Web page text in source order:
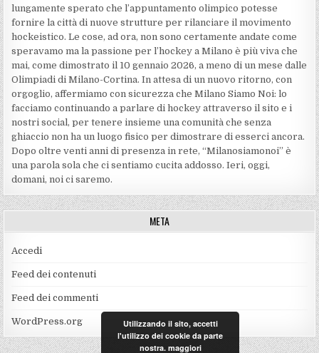
lungamente sperato che l’appuntamento olimpico potesse
fornire la città di nuove strutture per rilanciare il movimento
hockeistico. Le cose, ad ora, non sono certamente andate come
speravamo ma la passione per l’hockey a Milano è più viva che
mai, come dimostrato il 10 gennaio 2026, a meno di un mese dalle
Olimpiadi di Milano-Cortina. In attesa di un nuovo ritorno, con
orgoglio, affermiamo con sicurezza che Milano Siamo Noi: lo
facciamo continuando a parlare di hockey attraverso il sito e i
nostri social, per tenere insieme una comunità che senza
ghiaccio non ha un luogo fisico per dimostrare di esserci ancora.
Dopo oltre venti anni di presenza in rete, “Milanosiamonoi” è
una parola sola che ci sentiamo cucita addosso. Ieri, oggi,
domani, noi ci saremo.
META
Accedi
Feed dei contenuti
Feed dei commenti
WordPress.org
Utilizzando il sito, accetti
l'utilizzo dei cookie da parte
nostra. maggiori